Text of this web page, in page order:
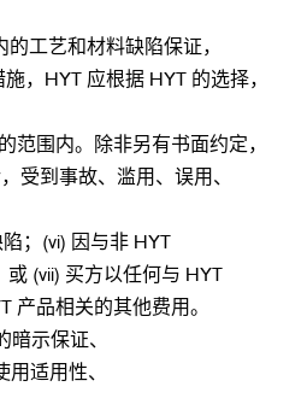
工艺和材料缺陷保证，
，HYT 应根据 HYT 的选择，
围内。除非另有书面约定，
受到事故、滥用、误用、
；(vi) 因与非 HYT
(vii) 买方以任何与 HYT
品相关的其他费用。
示保证、
适用性、